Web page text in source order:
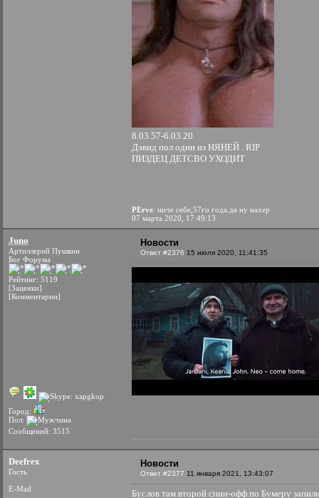
8.03.57-6.03.20
Дэвид пол один из НЯНЕЙ . RIP
ПИЗДЕЦ ДЕТСВО УХОДИТ
PErve: ниче себе,57го года.да ну нахер
07 марта 2020, 17:49:13
Juno
Артиллерий Пушкин
Бог Форума
Рейтинг: 5119
[Заценки]
[Комментарии]
Город:
Пол:
Сообщений: 3515
Новости
Ответ #2376 15 июля 2020, 11:41:35
Deefrex
Гость
E-Mail
Новости
Ответ #2377 11 января 2021, 13:43:07
Буслов там второй спин-офф по Бумеру